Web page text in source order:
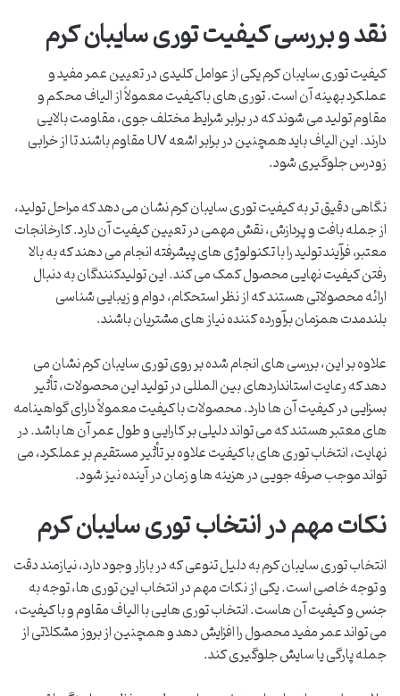
نقد و بررسی کیفیت توری سایبان کرم
کیفیت توری سایبان کرم یکی از عوامل کلیدی در تعیین عمر مفید و
عملکرد بهینه آن است. توری های باکیفیت معمولاً از الیاف محکم و
مقاوم تولید می شوند که در برابر شرایط مختلف جوی، مقاومت بالایی
دارند. این الیاف باید همچنین در برابر اشعه UV مقاوم باشند تا از خرابی
زودرس جلوگیری شود.
نگاهی دقیق تر به کیفیت توری سایبان کرم نشان می دهد که مراحل تولید،
از جمله بافت و پردازش، نقش مهمی در تعیین کیفیت آن دارد. کارخانجات
معتبر، فرآیند تولید را با تکنولوژی های پیشرفته انجام می دهند که به بالا
رفتن کیفیت نهایی محصول کمک می کند. این تولیدکنندگان به دنبال
ارائه محصولاتی هستند که از نظر استحکام، دوام و زیبایی شناسی
بلندمدت همزمان برآورده کننده نیاز های مشتریان باشند.
علاوه بر این، بررسی های انجام شده بر روی توری سایبان کرم نشان می
دهد که رعایت استانداردهای بین المللی در تولید این محصولات، تأثیر
بسزایی در کیفیت آن ها دارد. محصولات با کیفیت معمولاً دارای گواهینامه
های معتبر هستند که می تواند دلیلی بر کارایی و طول عمر آن ها باشد. در
نهایت، انتخاب توری های با کیفیت علاوه بر تأثیر مستقیم بر عملکرد، می
تواند موجب صرفه جویی در هزینه ها و زمان در آینده نیز شود.
نکات مهم در انتخاب توری سایبان کرم
انتخاب توری سایبان کرم به دلیل تنوعی که در بازار وجود دارد، نیازمند دقت
و توجه خاصی است. یکی از نکات مهم در انتخاب این توری ها، توجه به
جنس و کیفیت آن هاست. انتخاب توری هایی با الیاف مقاوم و با کیفیت،
می تواند عمر مفید محصول را افزایش دهد و همچنین از بروز مشکلاتی از
جمله پارگی یا سایش جلوگیری کند.